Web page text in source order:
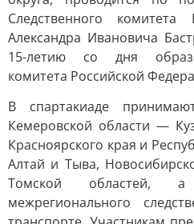
Следственного комитета
Александра Ивановича
15-летию со дня
комитета Российской
В спартакиаде
Кемеровской области —
Красноярского края и
Алтай и Тыва,
Томской областей, а
межрегионального